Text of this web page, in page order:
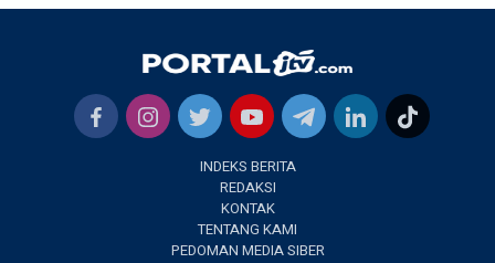
INDEKS BERITA
REDAKSI
KONTAK
TENTANG KAMI
PEDOMAN MEDIA SIBER